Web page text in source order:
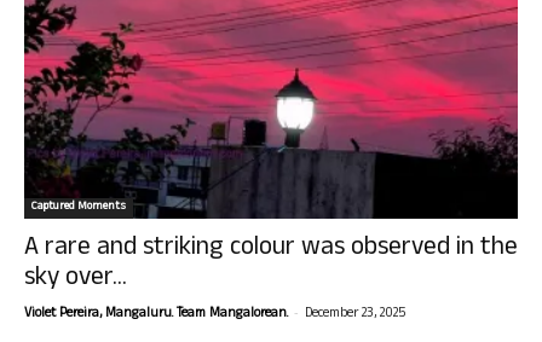
Captured Moments
A rare and striking colour was observed in the
sky over...
Violet Pereira, Mangaluru. Team Mangalorean. - December 23, 2025